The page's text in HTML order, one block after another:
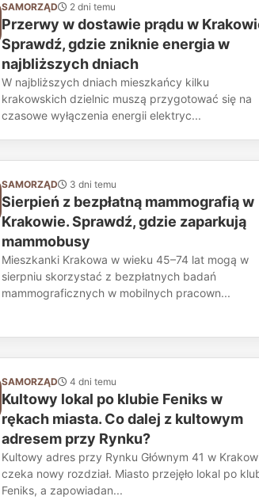
SAMORZĄD 2 dni temu
Przerwy w dostawie prądu w
Sprawdź, gdzie zniknie energia w
najbliższych dniach
W najbliższych dniach mieszkańcy kilku
krakowskich dzielnic muszą przygotować się na
czasowe wyłączenia energii elektryc...
SAMORZĄD 3 dni temu
Sierpień z bezpłatną mammografią w
Krakowie. Sprawdź, gdzie zaparkują
mammobusy
Mieszkanki Krakowa w wieku 45–74 lat mogą w
sierpniu skorzystać z bezpłatnych badań
mammograficznych w mobilnych pracown...
SAMORZĄD 4 dni temu
Kultowy lokal po klubie Feniks w
rękach miasta. Co dalej z kultowym
adresem przy Rynku?
Kultowy adres przy Rynku Głównym 41 w
czeka nowy rozdział. Miasto przejęło lokal po
Feniks, a zapowiadan...